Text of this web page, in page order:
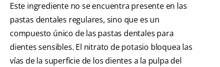
Este ingrediente no se encuentra presente en las
pastas dentales regulares, sino que es un
compuesto único de las pastas dentales para
dientes sensibles. El nitrato de potasio bloquea las
vías de la superficie de los dientes a la pulpa del